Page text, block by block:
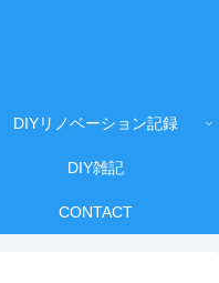
DIYリノベーション記録
DIY雑記
CONTACT